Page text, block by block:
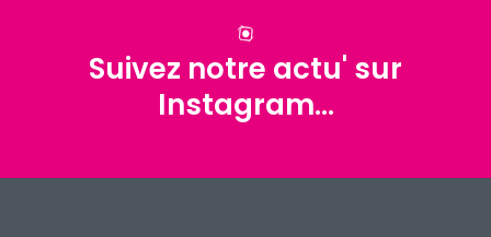
Suivez notre actu' sur
Instagram...